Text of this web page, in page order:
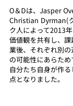
O＆Dは、Jasper
Christian Dyrman(
ク人によって2013
価値観を共有し、
業後、それぞれ別
の可能性にあらため
自分たち自身が作
点となりました。